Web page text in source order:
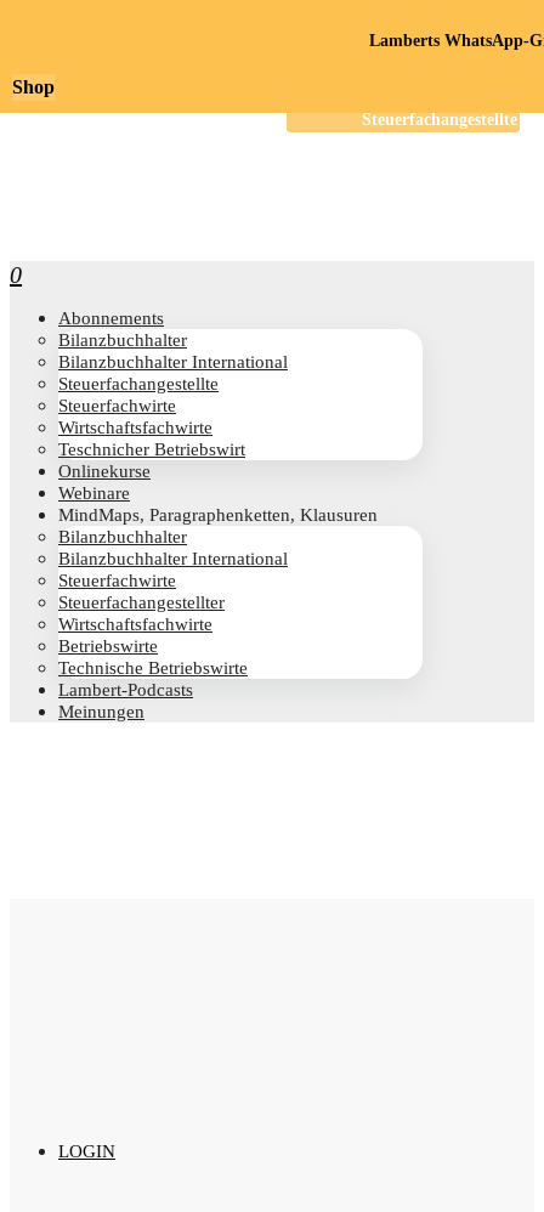
0
Abon­ne­ments
Bilanz­buch­hal­ter
Bilanz­buch­hal­ter International
Steu­er­fach­an­ge­stell­te
Steu­er­fach­wir­te
Wirt­schafts­fach­wir­te
Teschni­cher Betriebswirt
Online­kur­se
Web­i­na­re
Mind­Maps, Para­gra­phen­ket­ten, Klausuren
Bilanz­buch­hal­ter
Bilanz­buch­hal­ter International
Steu­er­fach­wir­te
Steu­er­fach­an­ge­stell­ter
Wirt­schafts­fach­wir­te
Betriebs­wir­te
Tech­ni­sche Betriebswirte
Lam­­bert-Pod­­casts
Mei­nun­gen
LOGIN
Shop
Lamberts WhatsApp-